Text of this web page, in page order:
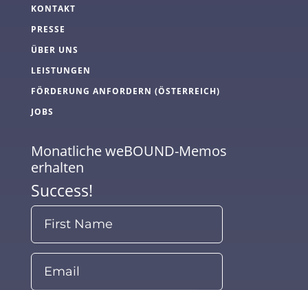
KONTAKT
PRESSE
ÜBER UNS
LEISTUNGEN
FÖRDERUNG ANFORDERN (ÖSTERREICH)
JOBS
Monatliche weBOUND-Memos
erhalten
Success!